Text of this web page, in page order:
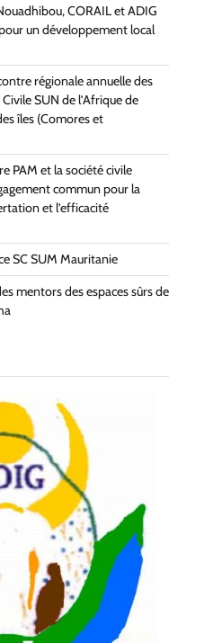
CORAIL et ADIG
un développement local
régionale annuelle des
SUN de l’Afrique de
îles (Comores et
PAM et la société civile
commun pour la
et l’efficacité
SC SUM Mauritanie
mentors des espaces sûrs de